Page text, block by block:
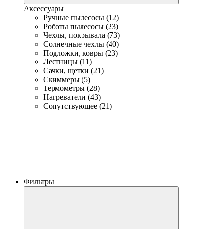
Аксессуары
Ручные пылесосы (12)
Роботы пылесосы (23)
Чехлы, покрывала (73)
Солнечные чехлы (40)
Подложки, ковры (23)
Лестницы (11)
Сачки, щетки (21)
Скиммеры (5)
Термометры (28)
Нагреватели (43)
Сопутствующее (21)
Фильтры